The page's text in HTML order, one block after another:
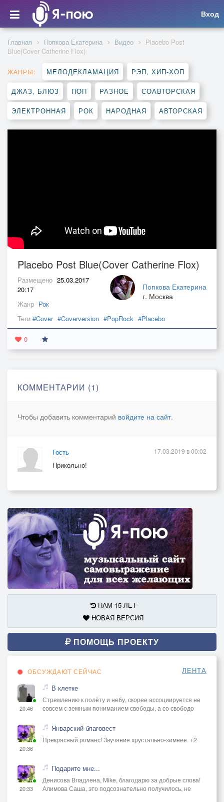
Вход
Главная Попкова Екатерина Видео
Placebo Post
Blue(Cover Catherine Flox)
ЖАНРЫ: МЕЛОДЕКЛАМАЦИЯ РЭП, ХИП-ХОП
ДЖАЗ, БЛЮЗ ПОП РАЗНОЕ СОАВТОРСКАЯ
ЭЛЕКТРОННАЯ РОК НАРОДНАЯ АВТОРСКАЯ
Placebo Post Blue(Cover Catherine Flox)
Попкова Екатерина
г. Москва
Размещено 25.03.2017
20:17
Жанр Рок
Теги #Cover #Coverversion #PopRock #Placebo
0
КОММЕНТАРИИ (1)
Чтобы добавить комментарий войдите на сайт.
Гость
Прикольно!
17.03.2019 в 00:02
НАМ 15 ЛЕТ
НОВАЯ ВЕРСИЯ
ПОМОЩЬ ПРОЕКТУ
ОБСУЖДАЮТ СЕЙЧАС ЛЕНТА
20:46
В клетке
Стремлению к полёту и небу, скорее ассоциируется не
совсем с земным пониманием свободы, а со свободо
20:36
Январский благовест
Прекрасный романс! Звучание хрустально-зимнее. +2
20:33
Подарите мне...
Денисова Владлена, Mike, благодарю за добрые слова!
Алимова Саша, это подсознательно получилось, не